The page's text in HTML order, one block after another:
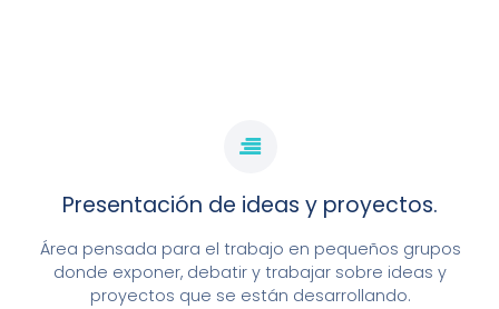
PRIMER CENTRO SMART A NIVEL MUNDIAL
Presentación de ideas y proyectos.
Área pensada para el trabajo en pequeños grupos
donde exponer, debatir y trabajar sobre ideas y
proyectos que se están desarrollando.